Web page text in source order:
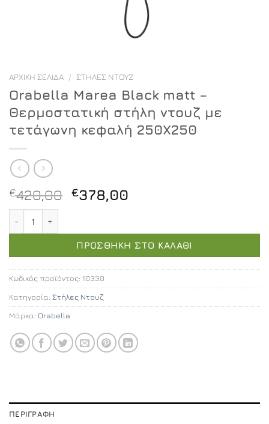
ΑΡΧΙΚΉ ΣΕΛΊΔΑ / ΣΤΉΛΕΣ ΝΤΟΥΖ
Orabella Marea Black matt –
Θερμοστατική στήλη ντουζ με
τετάγωνη κεφαλή 250X250
€420,00 Original
€420,00.
€378,00
είναι:
€378,00.
ΠΡΟΣΘΉΚΗ ΣΤΟ ΚΑΛΆΘΙ
Κωδικός προϊόντος: 10330
Κατηγορία: Στήλες Ντουζ
Μάρκα: Orabella
ΠΕΡΙΓΡΑΦΉ